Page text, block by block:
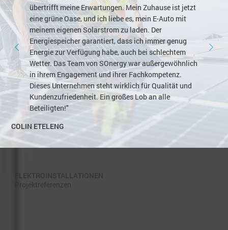
übertrifft meine Erwartungen. Mein Zuhause ist jetzt
eine grüne Oase, und ich liebe es, mein E-Auto mit
meinem eigenen Solarstrom zu laden. Der
Energiespeicher garantiert, dass ich immer genug
Energie zur Verfügung habe, auch bei schlechtem
Wetter. Das Team von SOnergy war außergewöhnlich
in ihrem Engagement und ihrer Fachkompetenz.
Dieses Unternehmen steht wirklich für Qualität und
Kundenzufriedenheit. Ein großes Lob an alle
Beteiligten!"
COLIN ETELENG
ELEKTROINSTALLATIONEN
Projektreferenzen